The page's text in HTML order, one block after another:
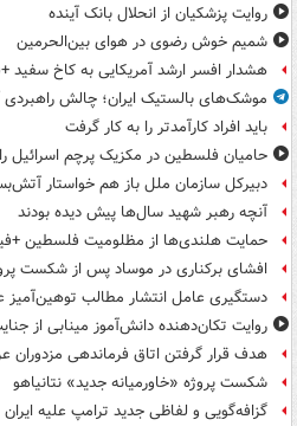
روایت پزشکیان از انحلال بانک آینده
شمیم خوش رضوی در هوای بین‌الحرمین
هشدار افسر ارشد آمریکایی به کاخ سفید
موشک‌های بالستیک ایران؛ چالش راهبردی
باید افراد کارآمدتر را به کار گرفت
حامیان فلسطین در مکزیک پرچم اسرائیل
دبیرکل سازمان ملل باز هم خواستار
آنچه رهبر شهید سال‌ها پیش دیده بودند
حمایت هلندی‌ها از مظلومیت فلسطین
افشای برکناری در موساد پس از شکست
دستگیری عامل انتشار مطالب توهین‌آمیز
روایت تکان‌دهنده دانش‌آموز مینابی از
هدف قرار گرفتن اتاق‌ فرماندهی مزدوران
شکست پروژه «خاورمیانه جدید» نتانیاهو
گزافه‌گویی و لفاظی جدید ترامپ علیه ایران